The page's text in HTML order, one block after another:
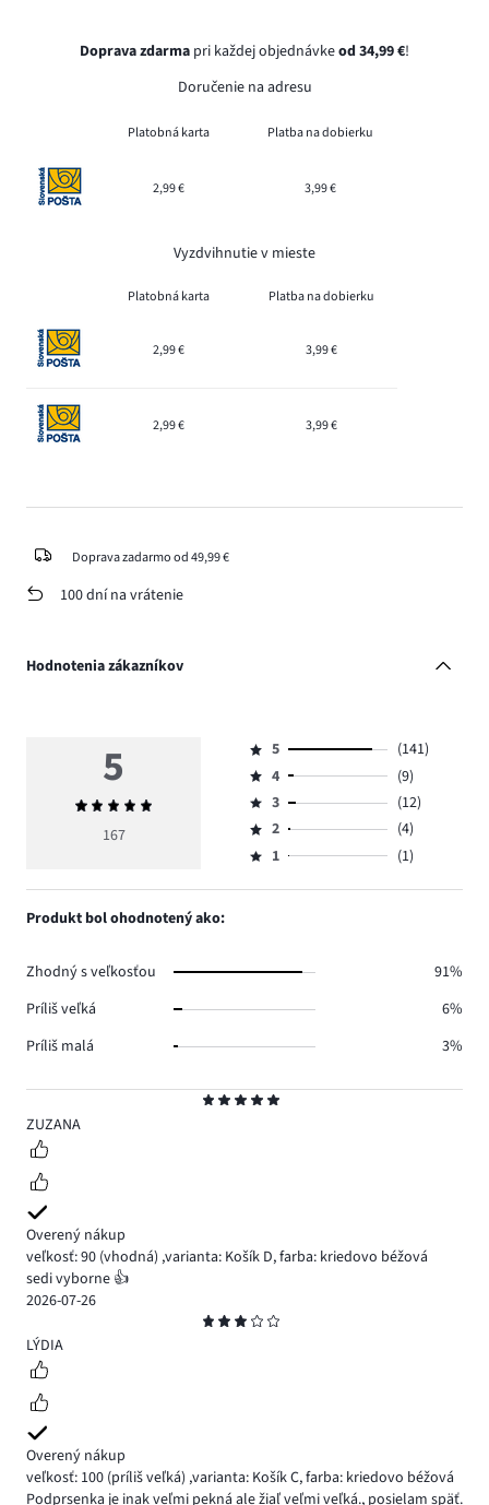
Doprava zdarma pri každej objednávkeod 34,99 €!
Doručenie na adresu
Platobná karta Platba na dobierku
2,99 € 3,99 €
Vyzdvihnutie v mieste
Platobná karta Platba na dobierku
2,99 € 3,99 €
2,99 € 3,99 €
Doprava zadarmo od 49,99 €
100 dní na vrátenie
Hodnotenia zákazníkov
5
ZUZANA
Overený nákup
veľkosť: 90 (vhodná) ,varianta: Košík D,farba: kriedovo béžová
sedi vyborne 👍
2026-07-26
3
LÝDIA
Overený nákup
veľkosť: 100 (príliš veľká) ,varianta: Košík C,farba: kriedovo béžová
Podprsenka je inak veľmi pekná ale žiaľ veľmi veľká., posielam späť.
5
Priemerné
hodnotenie
167
Hodnotenie
5,
počet
hlasov
141.
5
(141)
Hodnotenie
4,
počet
hlasov
4
(9)
Hodnotenie
3,
počet
3
(12)
Hodnotenie
2,
2
(4)
Hodnotenie
1,
1 (1)
Produkt bol ohodnotený ako:
Zhodný s veľkosťou
91%
Príliš veľká
6%
Príliš malá
3%